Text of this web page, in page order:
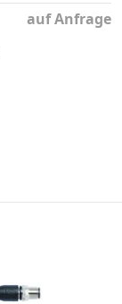
auf Anfrage